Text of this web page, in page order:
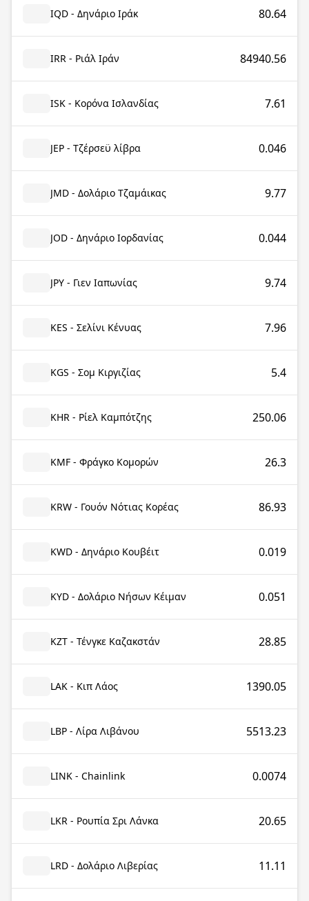
IQD - Δηνάριο Ιράκ 80.64
IRR - Ριάλ Ιράν 84940.56
ISK - Κορόνα Ισλανδίας 7.61
JEP - Τζέρσεϋ λίβρα 0.046
JMD - Δολάριο Τζαμάικας 9.77
JOD - Δηνάριο Ιορδανίας 0.044
JPY - Γιεν Ιαπωνίας 9.74
KES - Σελίνι Κένυας 7.96
KGS - Σομ Κιργιζίας 5.4
KHR - Ρίελ Καμπότζης 250.06
KMF - Φράγκο Κομορών 26.3
KRW - Γουόν Νότιας Κορέας 86.93
KWD - Δηνάριο Κουβέιτ 0.019
KYD - Δολάριο Νήσων Κέιμαν 0.051
KZT - Τένγκε Καζακστάν 28.85
LAK - Κιπ Λάος 1390.05
LBP - Λίρα Λιβάνου 5513.23
LINK - Chainlink 0.0074
LKR - Ρουπία Σρι Λάνκα 20.65
LRD - Δολάριο Λιβερίας 11.11